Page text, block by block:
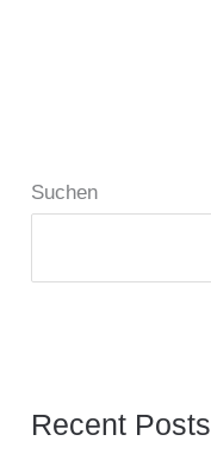
Suchen
Recent Posts